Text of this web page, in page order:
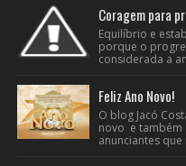
Coragem para
Equilíbrio e
porque o
considerada a
Feliz Ano Novo!
O blog Jacó
novo e também
anunciantes que